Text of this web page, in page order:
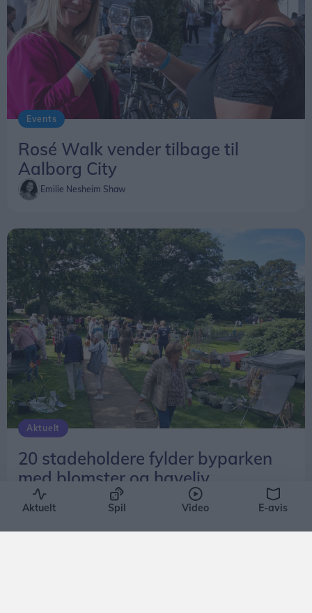
opleve en kraftigere solformørkelse herhjemme.
Vil man se det præcise tidspunkt for
solformørkelsen på en bestemt lokation kan den
findesher
Events
Rosé Walk vender tilbage til
Aalborg City
Emilie Nesheim Shaw
Aktuelt
20 stadeholdere fylder byparken
med blomster og haveliv
Emilie Nesheim Shaw
Aktuelt Spil Video E-avis